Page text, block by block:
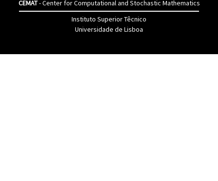
CEMAT- Center for Computational and Stochastic Mathematics
Instituto Superior Têcnico
Universidade de Lisboa